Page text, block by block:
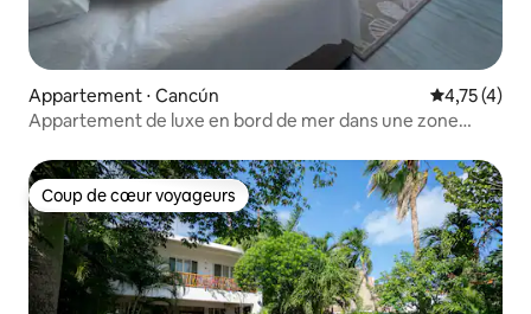
Appartement ⋅ Cancún Évaluation
4,75 (4)
Appartement de luxe en bord de mer dans une zone
Coup de cœur voyageurs
Coup de cœur voyageurs